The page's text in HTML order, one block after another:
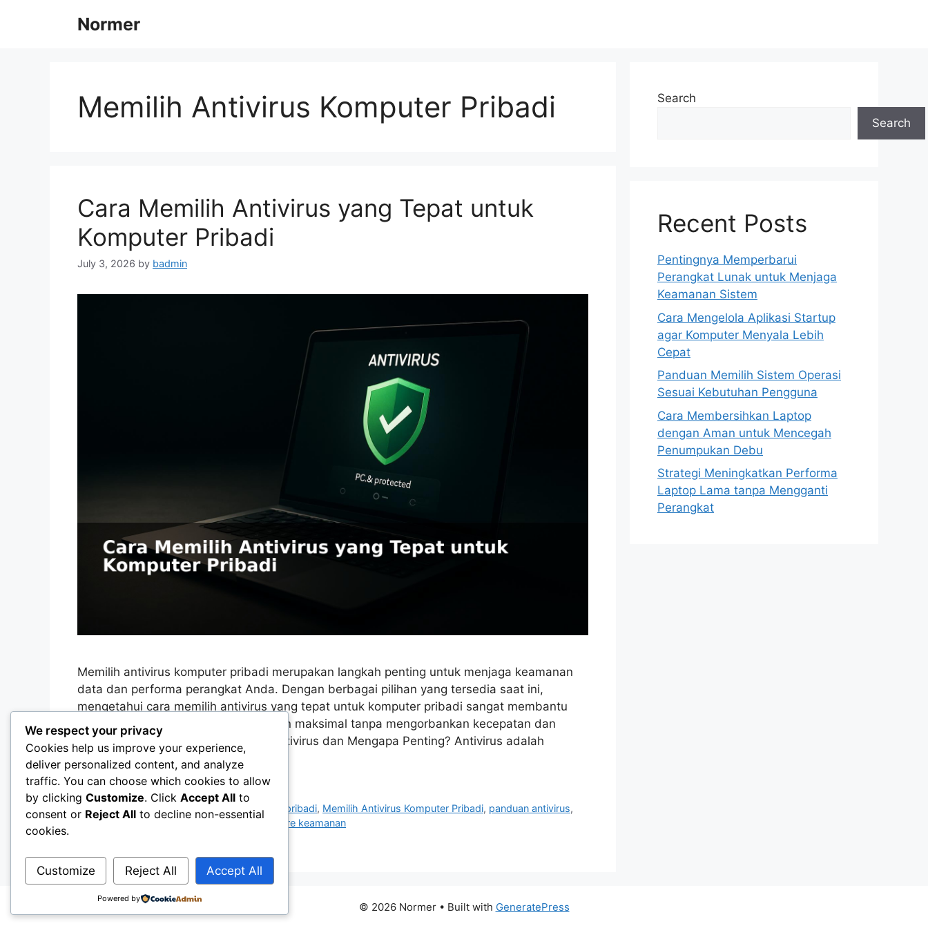
Normer
Memilih Antivirus Komputer Pribadi
Cara Memilih Antivirus yang Tepat untuk
Komputer Pribadi
July 3, 2026 by badmin
Memilih antivirus komputer pribadi merupakan langkah penting untuk menjaga keamanan
data dan performa perangkat Anda. Dengan berbagai pilihan yang tersedia saat ini,
mengetahui cara memilih antivirus yang tepat untuk komputer pribadi sangat membantu
agar Anda mendapatkan perlindungan maksimal tanpa mengorbankan kecepatan dan
kenyamanan penggunaan. Apa Itu Antivirus dan Mengapa Penting? Antivirus adalah
perangkat lunak yang …
Read more
Categories
Software & Optimasi
Tags
antivirus, keamanan komputer komputer pribadi, Memilih Antivirus Komputer Pribadi, panduan antivirus,
perlindungan data , software antivirus
software keamanan
Search
Search
Recent Posts
Pentingnya Memperbarui
Perangkat Lunak untuk Menjaga
Keamanan Sistem
Cara Mengelola Aplikasi Startup
agar Komputer Menyala Lebih
Cepat
Panduan Memilih Sistem Operasi
Sesuai Kebutuhan Pengguna
Cara Membersihkan Laptop
dengan Aman untuk Mencegah
Penumpukan Debu
Strategi Meningkatkan Performa
Laptop Lama tanpa Mengganti
Perangkat
© 2026 Normer• Built with GeneratePress
We respect your privacy
Cookies help us improve your experience,
deliver personalized content, and analyze
traffic. You can choose which cookies to allow
by clicking Customize. Click Accept All to
consent or Reject All to decline non-essential
cookies.
Customize Reject All Accept All
Powered by